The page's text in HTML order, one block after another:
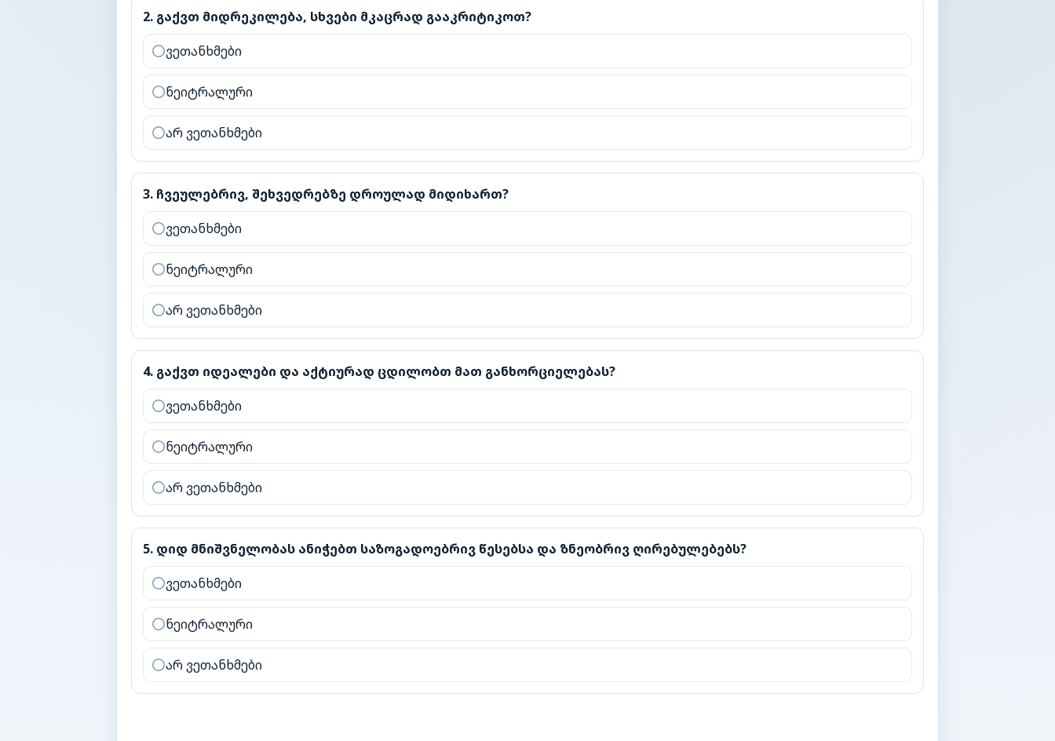
2. გაქვთ მიდრეკილება, სხვები მკაცრად გააკრიტიკოთ?
2. გაქვთ მიდრეკილება, სხვები მკაცრად გააკრიტიკოთ?
ვეთანხმები
ნეიტრალური
არ ვეთანხმები
3. ჩვეულებრივ, შეხვედრებზე დროულად მიდიხართ?
3. ჩვეულებრივ, შეხვედრებზე დროულად მიდიხართ?
ვეთანხმები
ნეიტრალური
არ ვეთანხმები
4. გაქვთ იდეალები და აქტიურად ცდილობთ მათ განხორციელებას?
4. გაქვთ იდეალები და აქტიურად ცდილობთ მათ განხორციელებას?
ვეთანხმები
ნეიტრალური
არ ვეთანხმები
5. დიდ მნიშვნელობას ანიჭებთ საზოგადოებრივ წესებსა და ზნეობრივ ღირებულებებს?
5. დიდ მნიშვნელობას ანიჭებთ საზოგადოებრივ წესებსა და ზნეობრივ ღირებულებებს?
ვეთანხმები
ნეიტრალური
არ ვეთანხმები